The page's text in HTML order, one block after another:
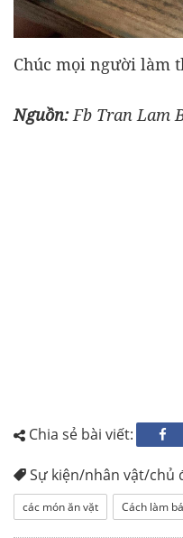
Chúc mọi người làm
Nguồn: Fb Tran Lam
Chia sẻ bài viết:
Sự kiện/nhân vật/chủ
các món ăn vặt
Cách làm